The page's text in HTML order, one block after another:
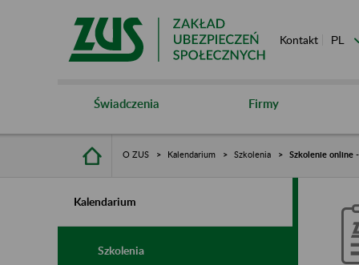
Kontakt
Świadczenia Firmy
O ZUS Kalendarium Szkolenia Szkolenie online
Kalendarium
Szkolenia